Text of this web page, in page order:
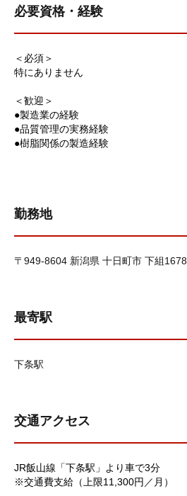
必要資格・経験
＜必須＞
特にありません
＜歓迎＞
●製造業の経験
●品質管理の実務経験
●樹脂関係の製造経験
勤務地
〒949-8604 新潟県 十日町市 下組1678
最寄駅
下条駅
交通アクセス
JR飯山線「下条駅」より車で3分
※交通費支給（上限11,300円／月）